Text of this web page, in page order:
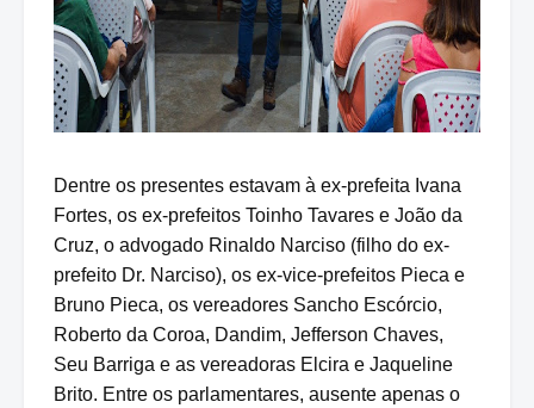
Dentre os presentes estavam à ex-prefeita Ivana
Fortes, os ex-prefeitos Toinho Tavares e João da
Cruz, o advogado Rinaldo Narciso (filho do ex-
prefeito Dr. Narciso), os ex-vice-prefeitos Pieca e
Bruno Pieca, os vereadores Sancho Escórcio,
Roberto da Coroa, Dandim, Jefferson Chaves,
Seu Barriga e as vereadoras Elcira e Jaqueline
Brito. Entre os parlamentares, ausente apenas o